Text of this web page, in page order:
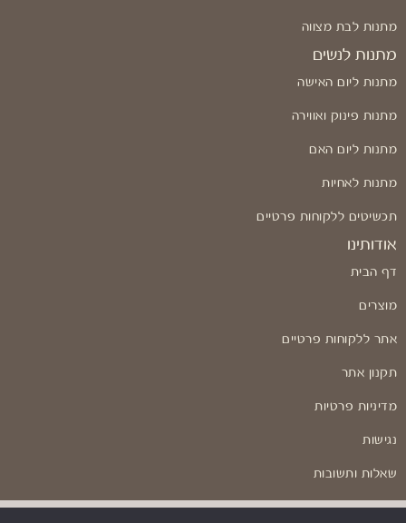
מתנות לבת מצווה
מתנות לנשים
מתנות ליום האישה
מתנות פינוק ואווירה
מתנות ליום האם
מתנות לאחיות
תכשיטים ללקוחות פרטיים
אודותינו
דף הבית
מוצרים
אתר ללקוחות פרטיים
תקנון אתר
מדיניות פרטיות
נגישות
שאלות ותשובות